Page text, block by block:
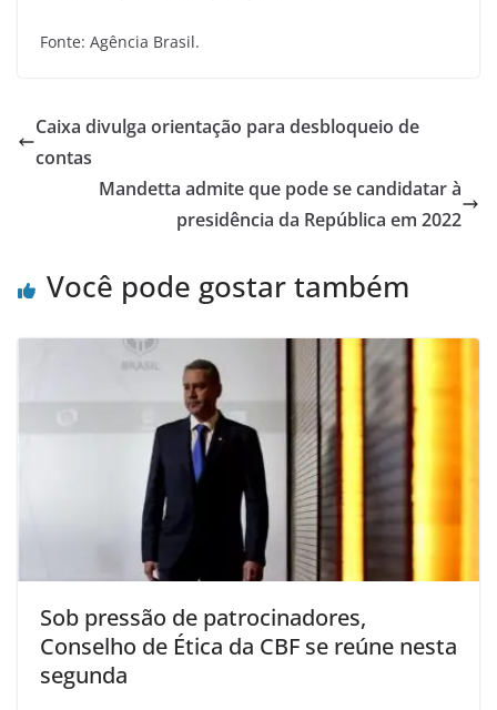
Fonte: Agência Brasil.
Caixa divulga orientação para desbloqueio de
contas
Mandetta admite que pode se candidatar à
presidência da República em 2022
Você pode gostar também
Sob pressão de patrocinadores,
Conselho de Ética da CBF se reúne nesta
segunda